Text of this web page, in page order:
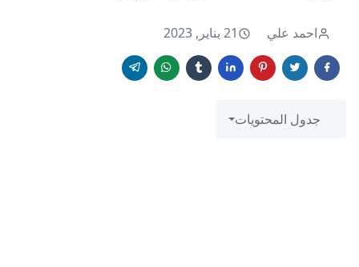
احمد علي 21 يناير, 2023
جدول المحتويات